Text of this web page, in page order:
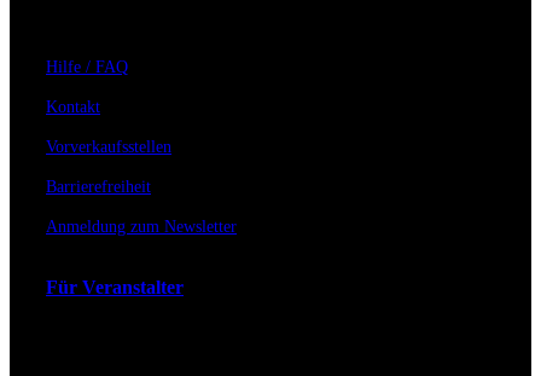
Hilfe / FAQ
Kontakt
Vorverkaufsstellen
Barrierefreiheit
Anmeldung zum Newsletter
Für Veranstalter